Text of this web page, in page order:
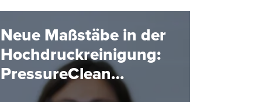
Neue Maßstäbe in der
Hochdruckreinigung:
PressureClean
Baureihe 5TP von